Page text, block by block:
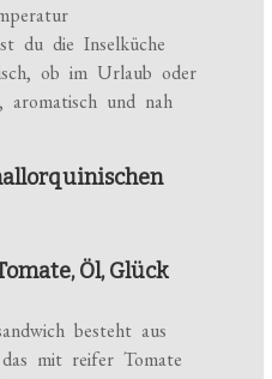
du die Inselküche
ob im Urlaub oder
aromatisch und nah
Öl, Glück
besteht aus
mit reifer Tomate